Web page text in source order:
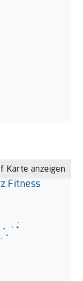
Karte anzeigen
Fitness